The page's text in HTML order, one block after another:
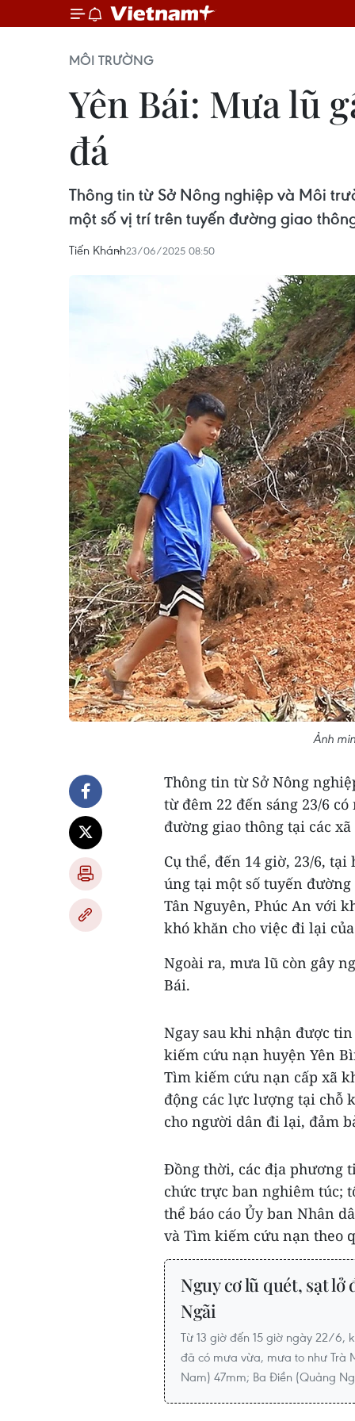
MÔI TRƯỜNG
Yên Bái​: Mưa lũ
đá
Thông tin từ Sở Nông nghiệp và Môi
một số vị trí trên tuyến đường giao
Tiến Khánh23/06/2025 08:50
Ảnh
Thông tin từ Sở Nông
từ đêm 22 đến sáng 23/6
đường giao thông tại các
Cụ thể, đến 14 giờ, 23/6,
úng tại một số tuyến
Tân Nguyên, Phúc An với
khó khăn cho việc đi lại
Ngoài ra, mưa lũ còn gây
Bái.
Ngay sau khi nhận được
kiếm cứu nạn huyện Yên
Tìm kiếm cứu nạn cấp xã
động các lực lượng tại chỗ
cho người dân đi lại, đảm
Đồng thời, các địa phương
chức trực ban nghiêm túc;
thể báo cáo Ủy ban Nhân
và Tìm kiếm cứu nạn theo
Nguy cơ lũ quét, sạt lở
Ngãi
Từ 13 giờ đến 15 giờ ngày 22/6,
đã có mưa vừa, mưa to như Trà
Nam) 47mm; Ba Điền (Quảng